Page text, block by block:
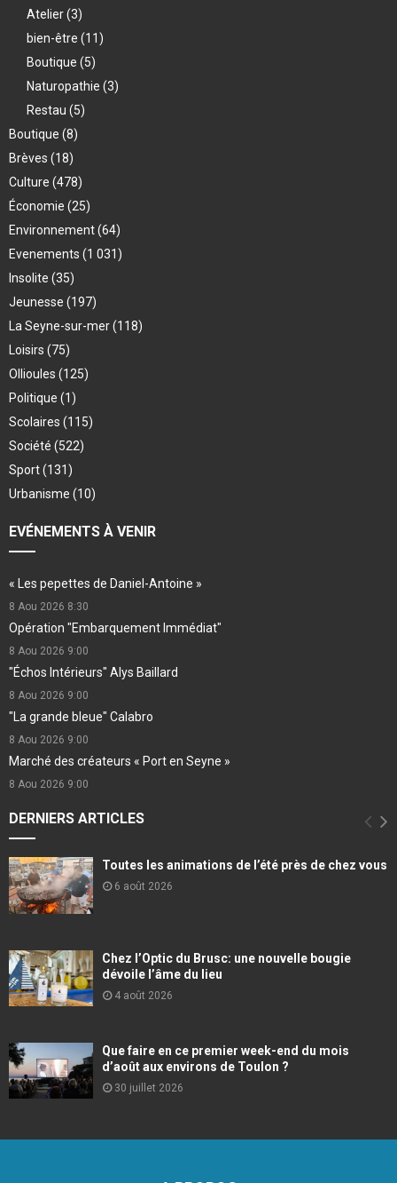
Atelier(3)
bien-être (11)
Boutique (5)
Naturopathie (3)
Restau (5)
Boutique (8)
Brèves (18)
Culture (478)
Économie (25)
Environnement(64)
Evenements (1 031)
Insolite (35)
Jeunesse (197)
La Seyne-sur-mer(118)
Loisirs (75)
Ollioules (125)
Politique (1)
Scolaires (115)
Société (522)
Sport(131)
Urbanisme (10)
EVÉNEMENTS À VENIR
« Les pepettes de Daniel-Antoine »
8 Aou 2026 8:30
Opération "Embarquement Immédiat"
8 Aou 2026 9:00
"Échos Intérieurs" Alys Baillard
8 Aou 2026 9:00
"La grande bleue" Calabro
8 Aou 2026 9:00
Marché des créateurs « Port en Seyne »
8 Aou 2026 9:00
DERNIERS ARTICLES
Toutes les animations de l’été près de chez vous
6 août 2026
Chez l’Optic du Brusc: une nouvelle bougie
dévoile l’âme du lieu
4 août 2026
Que faire en ce premier week-end du mois
d’août aux environs de Toulon ?
30 juillet 2026